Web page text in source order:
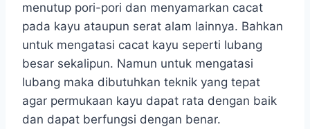
menutup pori-pori dan menyamarkan cacat
pada kayu ataupun serat alam lainnya. Bahkan
untuk mengatasi cacat kayu seperti lubang
besar sekalipun. Namun untuk mengatasi
lubang maka dibutuhkan teknik yang tepat
agar permukaan kayu dapat rata dengan baik
dan dapat berfungsi dengan benar.